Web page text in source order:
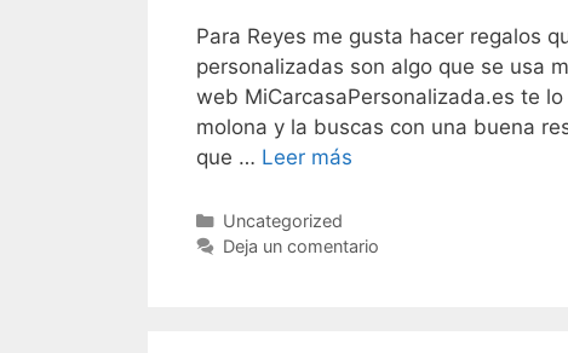
Para Reyes me gusta hacer regalos
personalizadas son algo que se usa
web MiCarcasaPersonalizada.es te
molona y la buscas con una buena
que … Leer más
Categorías
Uncategorized
Deja un comentario